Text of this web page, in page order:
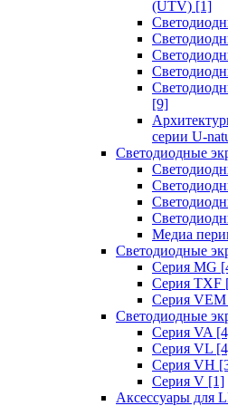
(UTV) [1]
[9]
серии U-
Светодиодные
Медиа
Светодиодные
Серия MG
Серия TXF
Серия VEM
Светодиодные
Серия VA
Серия VL
Серия VH
Серия V [1]
Аксессуары для